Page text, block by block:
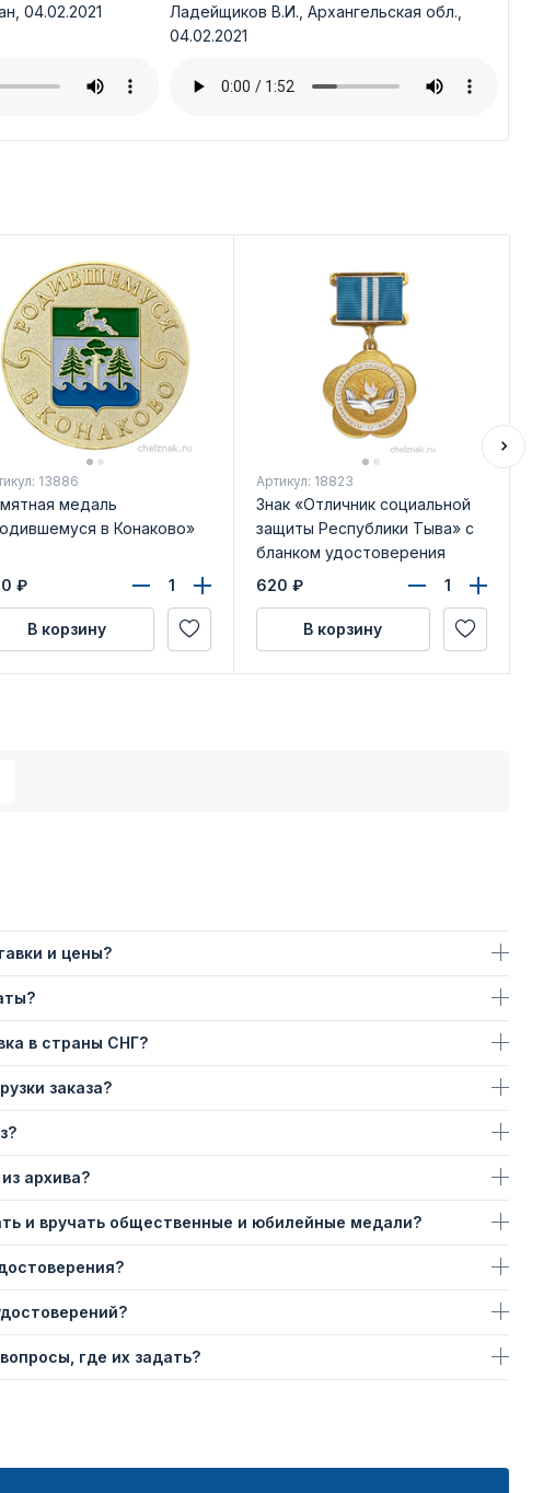
04.02.2021
Ладейщиков В.И., Архангельская обл.,
04.02.2021
13886
медаль
в Конаково»
₽
В корзину
Артикул: 18823
Знак «Отличник социальной
защиты Республики Тыва» с
бланком удостоверения
620 ₽
В корзину
и цены?
в страны СНГ?
заказа?
архива?
и вручать общественные и юбилейные медали?
где их задать?